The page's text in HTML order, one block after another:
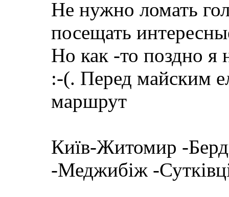
Не нужно ломать
посещать
Но как -то поздно я
:-(. Перед майским
маршрут
Київ-Житомир -
-Меджибіж -